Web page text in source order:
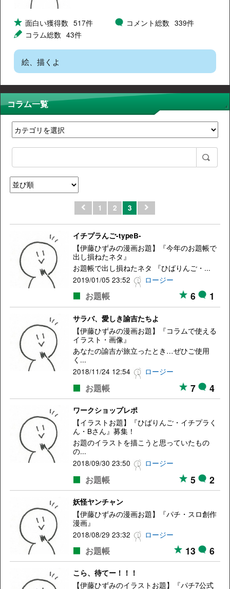
面白い獲得数 517件 コメント総数 339件
コラム総数 43件
絵、描くよ
コラム一覧
1 2 3
イチプラんご-typeB-
【伊藤ひずみの漫画お題】『今年のお題帳で
出し損ねたネタ』
お題帳で出し損ねたネタ 『ひばりんご・...
2019/01/05 23:52
ロージー
お題帳 6 1
サラバ、愛しき諭吉たちよ
【伊藤ひずみの漫画お題】『コラムで使える
イラスト・画像』
あなたの諭吉が旅立ったとき…ぜひご使用
く...
2018/11/24 12:54
ロージー
お題帳 7 4
ワークショップレポ
【イラストお題】『ひばりんご・イチプラく
ん・Bさん』募集！
お題のイラストを描こうと思っていたもの
の...
2018/09/30 23:50
ロージー
お題帳 5 2
妖怪ヤンチャン
【伊藤ひずみの漫画お題】『パチ・スロ創作
漫画』
2018/08/29 23:32
ロージー
お題帳 13 6
こら、待てー！！！
【伊藤ひずみのイラストお題】『パチ7公式